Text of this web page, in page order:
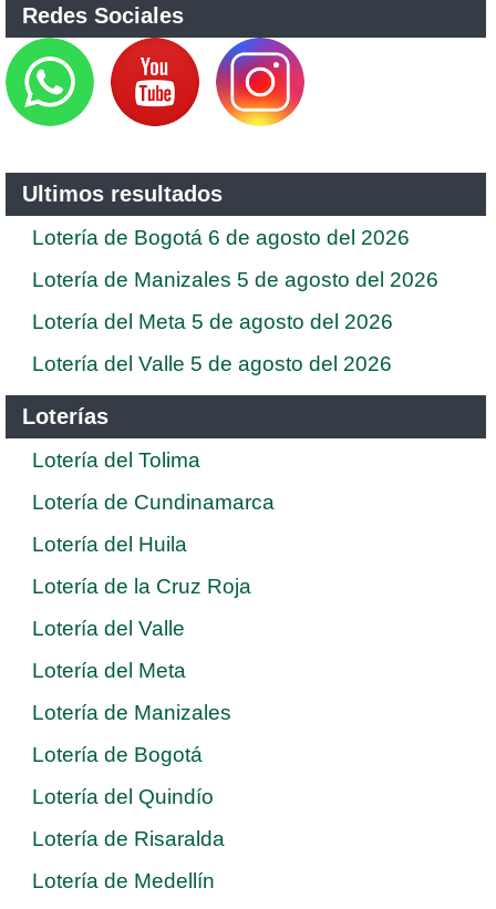
Redes Sociales
Ultimos resultados
Lotería de Bogotá 6 de agosto del 2026
Lotería de Manizales 5 de agosto del 2026
Lotería del Meta 5 de agosto del 2026
Lotería del Valle 5 de agosto del 2026
Loterías
Lotería del Tolima
Lotería de Cundinamarca
Lotería del Huila
Lotería de la Cruz Roja
Lotería del Valle
Lotería del Meta
Lotería de Manizales
Lotería de Bogotá
Lotería del Quindío
Lotería de Risaralda
Lotería de Medellín